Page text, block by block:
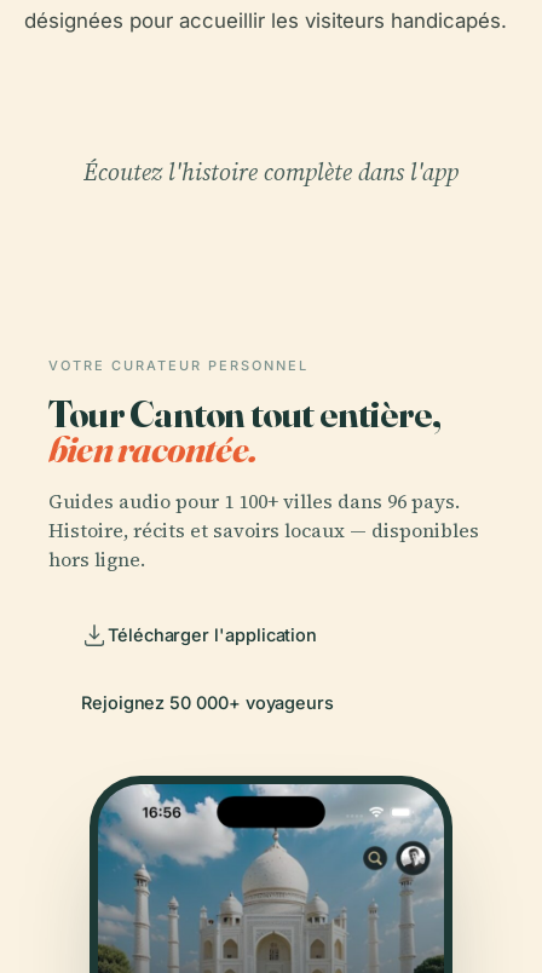
désignées pour accueillir les visiteurs handicapés.
Écoutez l'histoire complète dans l'app
VOTRE CURATEUR PERSONNEL
Tour Canton tout entière,
bien racontée.
Guides audio pour 1 100+ villes dans 96 pays.
Histoire, récits et savoirs locaux — disponibles
hors ligne.
Télécharger l'application
Rejoignez 50 000+ voyageurs